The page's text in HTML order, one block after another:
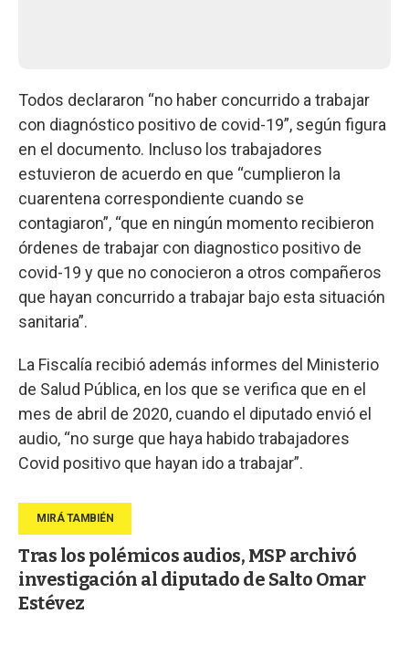
Todos declararon “no haber concurrido a trabajar
con diagnóstico positivo de covid-19”, según figura
en el documento. Incluso los trabajadores
estuvieron de acuerdo en que “cumplieron la
cuarentena correspondiente cuando se
contagiaron”, “que en ningún momento recibieron
órdenes de trabajar con diagnostico positivo de
covid-19 y que no conocieron a otros compañeros
que hayan concurrido a trabajar bajo esta situación
sanitaria”.
La Fiscalía recibió además informes del Ministerio
de Salud Pública, en los que se verifica que en el
mes de abril de 2020, cuando el diputado envió el
audio, “no surge que haya habido trabajadores
Covid positivo que hayan ido a trabajar”.
Tras los polémicos audios, MSP archivó
investigación al diputado de Salto Omar
Estévez